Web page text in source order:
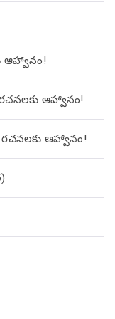
ఆహ్వానం!
ఆహ్వానం!
రచనలకు ఆహ్వానం!